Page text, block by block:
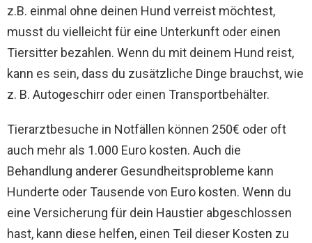
z.B. einmal ohne deinen Hund verreist möchtest,
musst du vielleicht für eine Unterkunft oder einen
Tiersitter bezahlen. Wenn du mit deinem Hund reist,
kann es sein, dass du zusätzliche Dinge brauchst, wie
z. B. Autogeschirr oder einen Transportbehälter.
Tierarztbesuche in Notfällen können 250€ oder oft
auch mehr als 1.000 Euro kosten. Auch die
Behandlung anderer Gesundheitsprobleme kann
Hunderte oder Tausende von Euro kosten. Wenn du
eine Versicherung für dein Haustier abgeschlossen
hast, kann diese helfen, einen Teil dieser Kosten zu